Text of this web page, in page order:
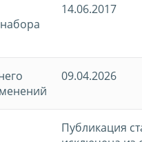
14.06.2017
09.04.2026
Публикация